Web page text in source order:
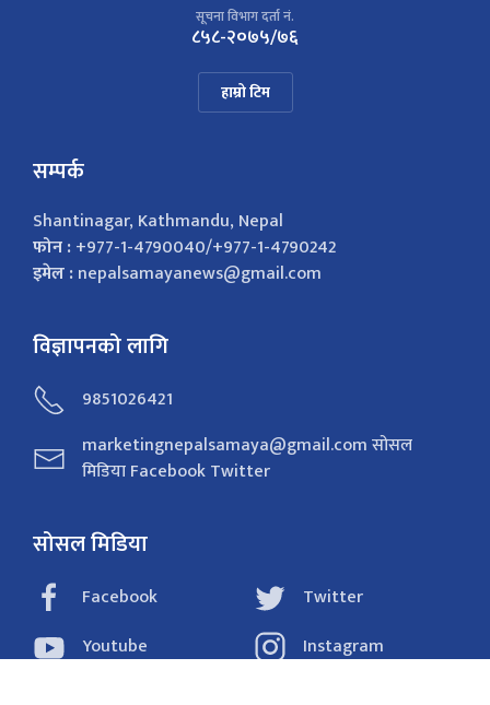
सूचना विभाग दर्ता नं.
८५८-२०७५/७६
हाम्रो टिम
सम्पर्क
Shantinagar, Kathmandu, Nepal
फोन :+977-1-4790040/+977-1-4790242
इमेल :nepalsamayanews@gmail.com
विज्ञापनको लागि
9851026421
marketingnepalsamaya@gmail.com सोसल
मिडिया Facebook Twitter
सोसल मिडिया
Facebook
Twitter
Youtube
Instagram